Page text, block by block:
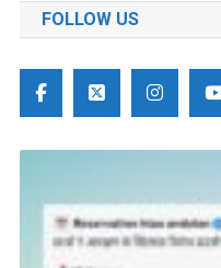
FOLLOW US